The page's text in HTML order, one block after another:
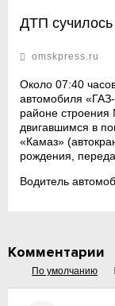
ДТП
omskpress.ru
Около 07:40
автомобиля
районе строения
двигавшимся в
«Камаз»
рождения,
Водитель
Комментарии
По умолчанию